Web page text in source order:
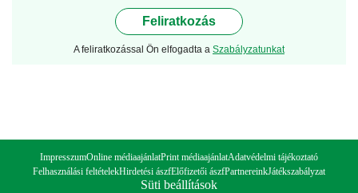
Feliratkozás
A feliratkozással Ön elfogadta a Szabályzatunkat
ImpresszumOnline médiaajánlatPrint médiaajánlatAdatvédelmi tájékoztató
Felhasználási feltételekHirdetési ászfElőfizetői ászfPartnereinkJátékszabályzat
Süti beállítások